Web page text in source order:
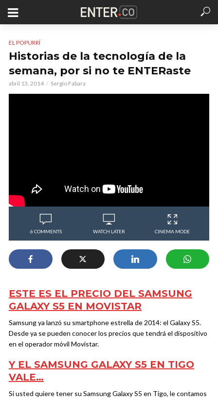
EL POPURRÍ
Historias de la tecnología de la
semana, por si no te ENTERaste
abril 13, 2014 Sergio Fabara
6 COMMENTS WATCH LATER CINEMA MODE
ESTE ES EL PRECIO DEL SAMSUNG
GALAXY S5 EN MOVISTAR
Samsung ya lanzó su smartphone estrella de 2014: el Galaxy S5.
Desde ya se pueden conocer los precios que tendrá el dispositivo
en el operador móvil Movistar.
Y EL SAMSUNG GALAXY S5 EN TIGO
VALE…
Si usted quiere tener su Samsung Galaxy S5 en Tigo, le contamos